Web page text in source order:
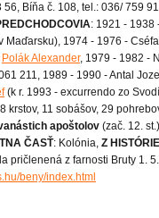
56, Bíňa č. 108, tel.: 036/ 759
: 1921 - 1938
Maďarsku), 1974 - 1976 -
Polák Alexander, 1979 - 1982 -
211, 1989 - 1990 - Antal
(k r. 1993 - excurrendo zo
krstov, 11 sobášov, 29
apoštolov (zač. 12.
ČASŤ: Kolónia, Z HISTÓRIE
pričlenená z farnosti Bruty 1.
beny/index.html